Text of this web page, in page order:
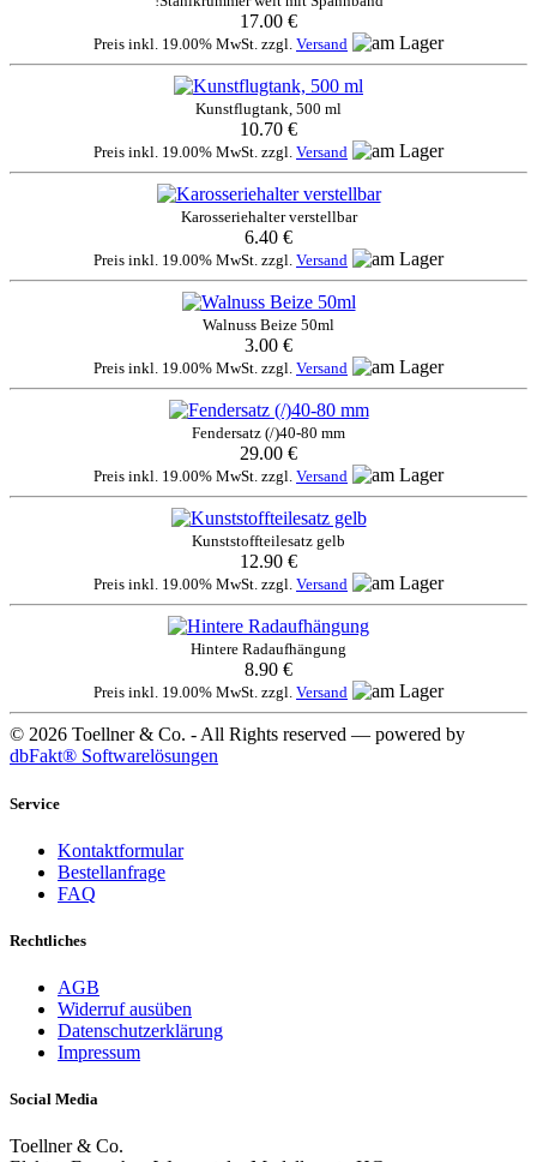
17.00 €
Preis inkl. 19.00% MwSt. zzgl. Versand
Kunstflugtank, 500 ml
10.70 €
Preis inkl. 19.00% MwSt. zzgl. Versand
Karosseriehalter verstellbar
6.40 €
Preis inkl. 19.00% MwSt. zzgl. Versand
Walnuss Beize 50ml
3.00 €
Preis inkl. 19.00% MwSt. zzgl. Versand
Fendersatz (/)40-80 mm
29.00 €
Preis inkl. 19.00% MwSt. zzgl. Versand
Kunststoffteilesatz gelb
12.90 €
Preis inkl. 19.00% MwSt. zzgl. Versand
Hintere Radaufhängung
8.90 €
Preis inkl. 19.00% MwSt. zzgl. Versand
© 2026 Toellner & Co. - All Rights reserved — powered by
dbFakt® Softwarelösungen
Service
Kontaktformular
Bestellanfrage
FAQ
Rechtliches
AGB
Widerruf ausüben
Datenschutzerklärung
Impressum
Social Media
Toellner & Co.